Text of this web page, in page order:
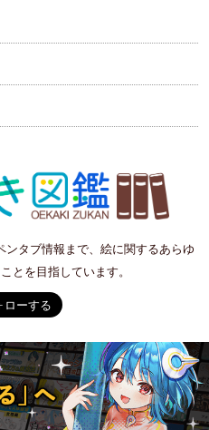
タブ情報まで、絵に関するあらゆ
とを目指しています。